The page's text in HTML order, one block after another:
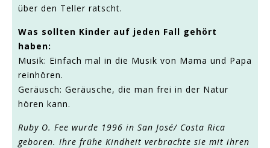
über den Teller ratscht.
Was sollten Kinder auf jeden Fall gehört
haben:
Musik: Einfach mal in die Musik von Mama und Papa
reinhören.
Geräusch: Geräusche, die man frei in der Natur
hören kann.
Ruby O. Fee wurde 1996 in San José/ Costa Rica
geboren. Ihre frühe Kindheit verbrachte sie mit ihren